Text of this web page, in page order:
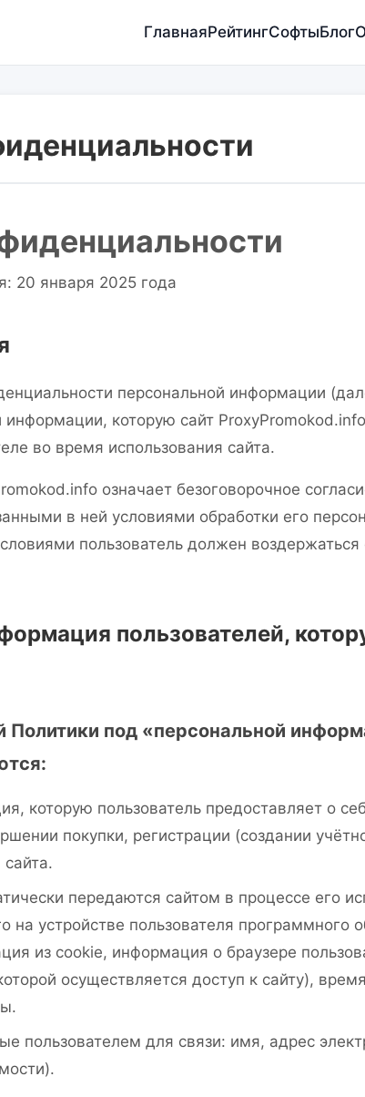
ГлавнаяРейтингСофтыБлог
20 января 2025 года
персональной информации
информации, которую сайт
во время использования сайта.
означает безоговорочное
в ней условиями обработки его
пользователь должен воздержаться
пользователей,
Политики под «персональной
которую пользователь предоставляет о
покупки, регистрации (создании
передаются сайтом в процессе его
на устройстве пользователя программного
из cookie, информация о браузере
осуществляется доступ к сайту),
пользователем для связи: имя, адрес